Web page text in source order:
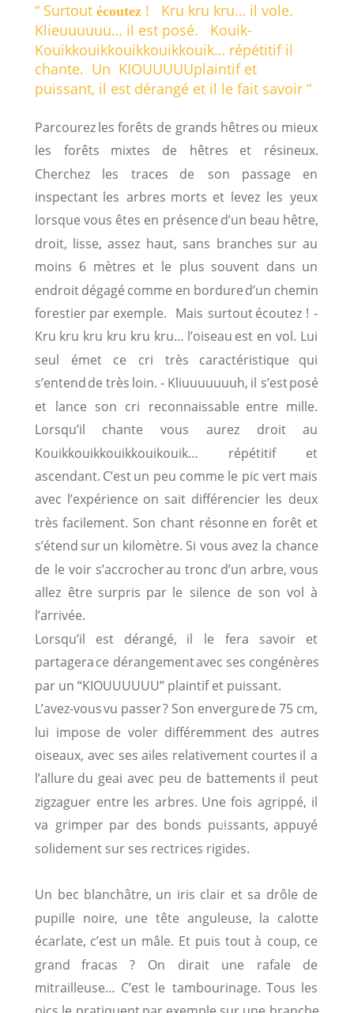
“ Surtout écoutez !   Kru kru kru… il vole.
Klieuuuuuu… il est posé.   Kouik-
Kouikkouikkouikkouikkouik… répétitif il
chante.  Un  KIOUUUUUplaintif et
puissant, il est dérangé et il le fait savoir “
Parcourezles forêts de grands hêtres ou mieux
les
forêts mixtes de hêtres et
résineux.
Cherchez
les traces de son passage
en
inspectant les arbres morts et levez les yeux
lorsque vous êtes en présence d’un beau hêtre,
droit, lisse, assez haut, sans branches sur au
moins 6 mètres et le plus souvent dans un
endroitdégagé comme en bordured’un chemin
forestier par exemple. Mais surtoutécoutez ! -
Kru kru kru kru kru kru… l’oiseau est en vol. Lui
seul
émet ce cri très caractéristique
qui
s’entendde très loin. - Kliuuuuuuuh, il s’estposé
et lance son cri reconnaissable entre mille.
Lorsqu’il
chante vous aurez droit
au
Kouikkouikkouikkouikouik…
répétitif
et
ascendant. C’estun peu comme le pic vert mais
avec l’expérience on sait différencier les deux
très facilement. Son chant résonne en forêt et
s’étend sur un kilomètre. Si vous avez la chance
de le voir s’accrocherau tronc d’un arbre, vous
allez être surpris par le silence de son vol à
l’arrivée.
Lorsqu’il
est dérangé, il le fera savoir
et
partagerace dérangementavec ses congénères
par un “KIOUUUUUU” plaintif et puissant.
L’avez-vousvu passer? Son envergurede 75 cm,
lui impose de voler différemment des autres
oiseaux, avec ses ailes relativement courtes il a
l’allure du geai avec peu de battements il peut
zigzaguer entre les arbres. Une fois agrippé, il
va grimper par des bonds puissants, appuyé
solidement sur ses rectrices rigides.
Un bec blanchâtre, un iris clair et sa drôle de
pupille noire, une tête anguleuse, la calotte
écarlate, c’est un mâle. Et puis tout à coup, ce
grand
fracas ? On dirait une rafale
de
mitrailleuse… C’est le tambourinage. Tous les
